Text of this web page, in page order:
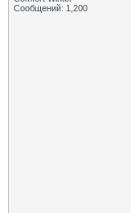
Сообщений: 1,200